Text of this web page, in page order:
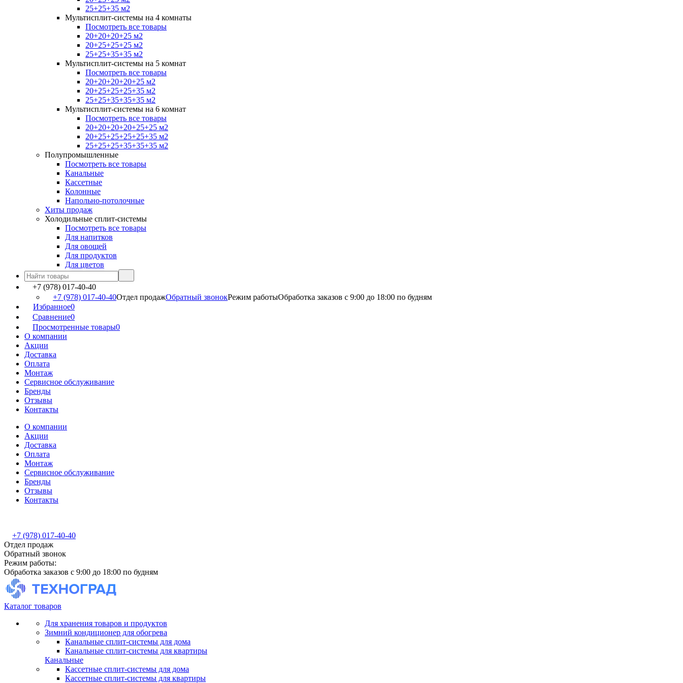
25+25+35 м2
Мультисплит-системы на 4 комнаты
Посмотреть все товары
20+20+20+25 м2
20+25+25+25 м2
25+25+35+35 м2
Мультисплит-системы на 5 комнат
Посмотреть все товары
20+20+20+20+25 м2
20+25+25+25+35 м2
25+25+35+35+35 м2
Мультисплит-системы на 6 комнат
Посмотреть все товары
20+20+20+20+25+25 м2
20+25+25+25+25+35 м2
25+25+25+35+35+35 м2
Полупромышленные
Посмотреть все товары
Канальные
Кассетные
Колонные
Напольно-потолочные
Хиты продаж
Холодильные сплит-системы
Посмотреть все товары
Для напитков
Для овощей
Для продуктов
Для цветов
+7 (978) 017-40-40
+7 (978) 017-40-40Отдел продажОбратный звонокРежим работыОбработка заказов с 9:00 до 18:00 по будням
Избранное0
Сравнение0
Просмотренные товары0
О компании
Акции
Доставка
Оплата
Монтаж
Сервисное обслуживание
Бренды
Отзывы
Контакты
О компании
Акции
Доставка
Оплата
Монтаж
Сервисное обслуживание
Бренды
Отзывы
Контакты
+7 (978) 017-40-40
Отдел продаж
Обратный звонок
Режим работы:
Обработка заказов с 9:00 до 18:00 по будням
Каталог товаров
Для хранения товаров и продуктов
Зимний кондиционер для обогрева
Канальные сплит-системы для дома
Канальные сплит-системы для квартиры
Канальные
Кассетные сплит-системы для дома
Кассетные сплит-системы для квартиры